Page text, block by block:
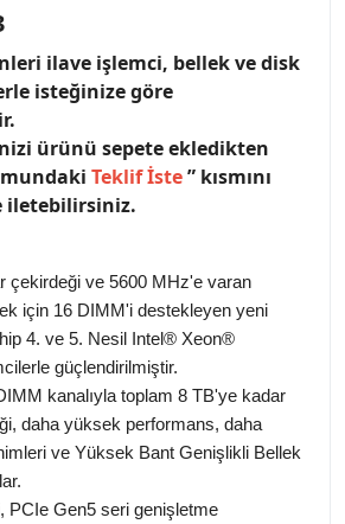
ilave işlemci, bellek ve disk
isteğinize göre
ürünü sepete ekledikten
Teklif İste” kısmını
iletebilirsiniz.
çekirdeği ve 5600 MHz'e varan
için 16 DIMM'i destekleyen yeni
4. ve 5. Nesil Intel® Xeon®
güçlendirilmiştir.
kanalıyla toplam 8 TB'ye kadar
daha yüksek performans, daha
ve Yüksek Bant Genişlikli Bellek
PCIe Gen5 seri genişletme